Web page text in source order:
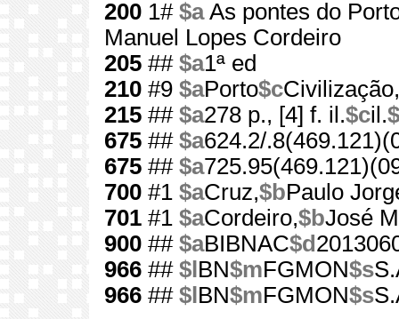
200 1# $aAs pontes do
Manuel Lopes Cordeiro
205 ## $a1ª ed
210 #9 $aPorto$cCivilização,
215 ## $a278 p., [4] f. il.$cil.
675 ## $a624.2/
675 ## $a
700 #1 $aCruz,$bPaulo
701 #1 $aCordeiro,$bJosé
900 ## $aBIBNAC$d
966 ## $l BN$mFGMON$s
966 ## $l BN$mFGMON$s